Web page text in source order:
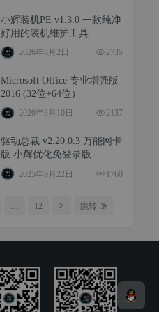
小辉装机PE v1.3.0 一款纯净
好用的装机维护工具
2026年8月2日 2735
Microsoft Office 专业增强版
2016 (32位+64位）
2026年3月10日 2137
驱动总裁 v2.20.0.3 万能网卡
版 小辉优化免登录版
2025年9月22日 1760
… 12 跳转